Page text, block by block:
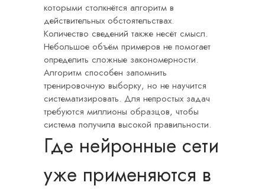
которыми столкнётся алгоритм в
действительных обстоятельствах.
Количество сведений также несёт смысл.
Небольшое объём примеров не помогает
определить сложные закономерности.
Алгоритм способен запомнить
тренировочную выборку, но не научится
систематизировать. Для непростых задач
требуются миллионы образцов, чтобы
система получила высокой правильности.
Где нейронные сети
уже применяются в